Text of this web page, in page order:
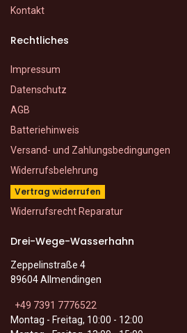
Kontakt
Rechtliches
Impressum
Datenschutz
AGB
Batteriehinweis
Versand- und Zahlungsbedingungen
Widerrufsbelehrung
Vertrag widerrufen
Widerrufsrecht Reparatur
Drei-Wege-Wasserhahn
Zeppelinstraße 4
89604 Allmendingen
+49 7391 7776522
Montag - Freitag, 10:00 - 12:00